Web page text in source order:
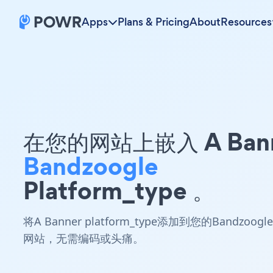
Apps Plans & PricingAboutResources
在您的网站上嵌入 A
Bandzoogle
Platform_type 。
将A Banner platform_type添加到您的Bandzoogle
网站，无需编码或头痛。